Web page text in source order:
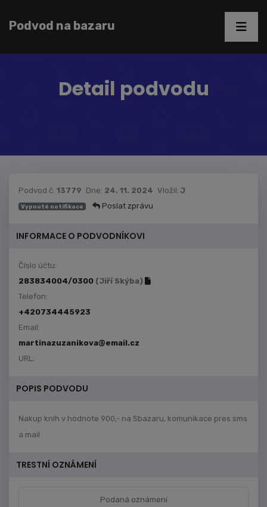
Podvod na bazaru
Detail podvodu
Podvod č. 13779 Dne: 24. 11. 2024 Vložil: J
Vypnuté notifikace Poslat zprávu
INFORMACE O PODVODNÍKOVI
Číslo účtu:
283834004/0300 (Jiří Skýba)
Telefon:
+420734445923
Email:
martinazuzanikova@email.cz
URL:
POPIS PODVODU
Nakup knih v hodnote 900,- na Sbazaru, komunikace pres sms
a mail
TRESTNÍ OZNÁMENÍ
Podaná oznámení